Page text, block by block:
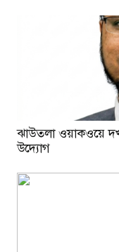
ঝাউতলা ওয়াকওয়ে
উদ্যোগ